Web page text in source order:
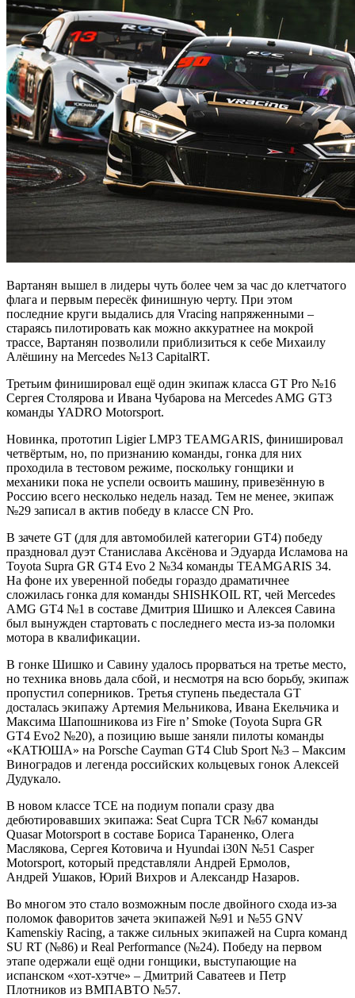
Вартанян вышел в лидеры чуть более чем за час до клетчатого
флага и первым пересёк финишную черту. При этом
последние круги выдались для Vracing напряженными –
стараясь пилотировать как можно аккуратнее на мокрой
трассе, Вартанян позволили приблизиться к себе Михаилу
Алёшину на Mercedes №13 CapitalRT.
Третьим финишировал ещё один экипаж класса GT Pro №16
Сергея Столярова и Ивана Чубарова на Mercedes AMG GT3
команды YADRO Motorsport.
Новинка, прототип Ligier LMP3 TEAMGARIS, финишировал
четвёртым, но, по признанию команды, гонка для них
проходила в тестовом режиме, поскольку гонщики и
механики пока не успели освоить машину, привезённую в
Россию всего несколько недель назад. Тем не менее, экипаж
№29 записал в актив победу в классе CN Pro.
В зачете GT (для для автомобилей категории GT4) победу
праздновал дуэт Станислава Аксёнова и Эдуарда Исламова на
Toyota Supra GR GT4 Evo 2 №34 команды TEAMGARIS 34.
На фоне их уверенной победы гораздо драматичнее
сложилась гонка для команды SHISHKOIL RT, чей Mercedes
AMG GT4 №1 в составе Дмитрия Шишко и Алексея Савина
был вынужден стартовать с последнего места из-за поломки
мотора в квалификации.
В гонке Шишко и Савину удалось прорваться на третье место,
но техника вновь дала сбой, и несмотря на всю борьбу, экипаж
пропустил соперников. Третья ступень пьедестала GT
досталась экипажу Артемия Мельникова, Ивана Екельчика и
Максима Шапошникова из Fire n’ Smoke (Toyota Supra GR
GT4 Evo2 №20), а позицию выше заняли пилоты команды
«КАТЮША» на Porsche Cayman GT4 Club Sport №3 – Максим
Виноградов и легенда российских кольцевых гонок Алексей
Дудукало.
В новом классе TCE на подиум попали сразу два
дебютировавших экипажа: Seat Cupra TCR №67 команды
Quasar Motorsport в составе Бориса Тараненко, Олега
Маслякова, Сергея Котовича и Hyundai i30N №51 Casper
Motorsport, который представляли Андрей Ермолов,
Андрей Ушаков, Юрий Вихров и Александр Назаров.
Во многом это стало возможным после двойного схода из-за
поломок фаворитов зачета экипажей №91 и №55 GNV
Kamenskiy Racing, а также сильных экипажей на Cupra команд
SU RT (№86) и Real Performance (№24). Победу на первом
этапе одержали ещё одни гонщики, выступающие на
испанском «хот-хэтче» – Дмитрий Саватеев и Петр
Плотников из ВМПАВТО №57.